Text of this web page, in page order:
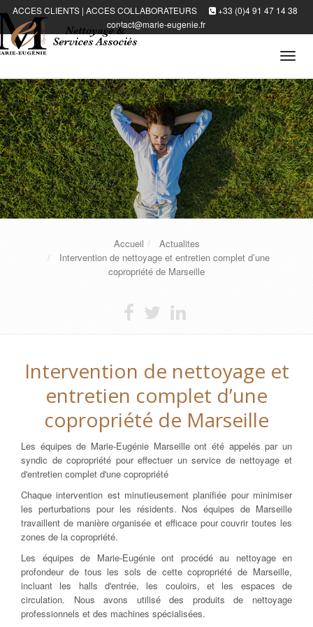
ACCES CLIENTS| ACCES COLLABORATEURS
+33 (0)4 91 47 14 38
contact@marie-eugenie.fr
Accueil
Actualites
Intervention de nettoyage et entretien complet d’une
copropriété de Marseille
Intervention de nettoyage et
entretien complet d’une
copropriété de Marseille
Les équipes de Marie-Eugénie Marseille ont été appelés par un
syndic de copropriété pour effectuer un service de nettoyage et
d'entretien complet d'une copropriété
Chaque intervention est minutieusement planifiée pour minimiser
les perturbations pour les résidents. Nos équipes de Marseille
travaillent de manière organisée et efficace pour couvrir toutes les
zones de la copropriété.
Les équipes de Marie-Eugénie ont procédé au nettoyage en
profondeur de tous les sols de cette copropriété de Marseille,
incluant les halls d'entrée, les couloirs, et les espaces de
circulation. Nous avons utilisé des produits de nettoyage
professionnels et des machines spécialisées.